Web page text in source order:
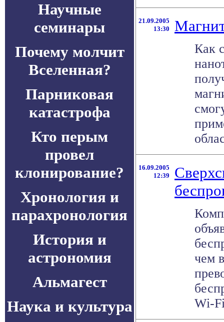
Научные
семинары
Почему молчит
Вселенная?
Парниковая
катастрофа
Кто перым
провел
клонирование?
Хронология и
парахронология
История и
астрономия
Альмагест
Наука и культура
21.09.2005
13:30
Как
16.09.2005
12:39
чем
Wi-